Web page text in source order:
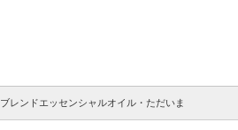
ブレンドエッセンシャルオイル・ただいま